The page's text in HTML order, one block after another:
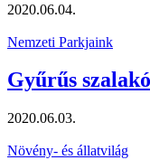
2020.06.04.
Nemzeti Parkjaink
Gyűrűs
2020.06.03.
Növény- és állatvilág